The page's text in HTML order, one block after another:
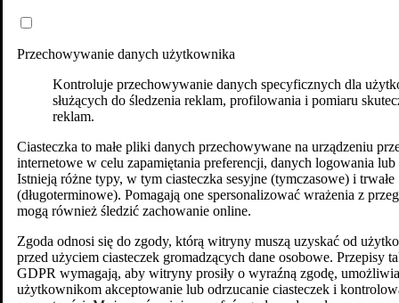
Przechowywanie danych użytkownika
Kontroluje przechowywanie danych specyficznych dla
służących do śledzenia reklam, profilowania i pomiaru
reklam.
Ciasteczka to małe pliki danych przechowywane na urządzeniu
internetowe w celu zapamiętania preferencji, danych logowania lub
Istnieją różne typy, w tym ciasteczka sesyjne (tymczasowe) i trwałe
(długoterminowe). Pomagają one spersonalizować wrażenia z
mogą również śledzić zachowanie online.
Zgoda odnosi się do zgody, którą witryny muszą uzyskać od
przed użyciem ciasteczek gromadzących dane osobowe. Przepisy
GDPR wymagają, aby witryny prosiły o wyraźną zgodę,
użytkownikom akceptowanie lub odrzucanie ciasteczek i